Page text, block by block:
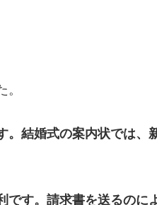
。結婚式の案内状では
です。請求書を送るのに